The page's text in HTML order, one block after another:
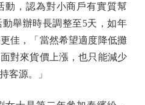
動，認為對小商戶有實質幫
舉辦時長調整至5天，如年
佳，「當然希望適度降低攤
對來貨價上漲，也只能減少
客源。」